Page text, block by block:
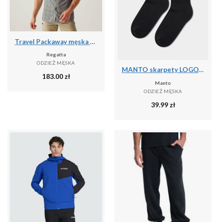
Travel Packaway męska koszula z krótkim rękawem
Regatta
ODZIEŻ MĘSKA
183.00zł
MANTO skarpety LOGOTYPE 25 czarne
Manto
ODZIEŻ MĘSKA
39.99 zł